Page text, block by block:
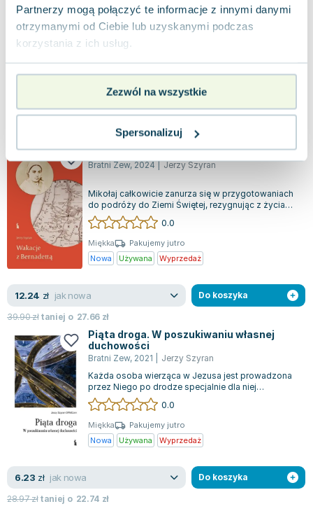
Partnerzy mogą połączyć te informacje z innymi danymi
otrzymanymi od Ciebie lub uzyskanymi podczas
korzystania z ich usług.
Zezwól na wszystkie
Spersonalizuj
Ojciec Jerzy Szyran, uznany franciszkanin i doktor
teologii, wykładowca specjalizujący się w teologii
moralnej, zdobył serca młods...
Twarda
Pakujemy jutro
Nowa
36.56zł nowa Do koszyka
Wakacje z Bernadettą
Bratni Zew, 2024 | Jerzy Szyran
Mikołaj całkowicie zanurza się w przygotowaniach
do podróży do Ziemi Świętej, rezygnując z życia
towarzyskiego na rzecz nauki i du...
0.0
Miękka
Pakujemy jutro
Nowa
Używana Wyprzedaż
12.24 zł jak nowa
39.90złtaniej o 27.66 zł
Do koszyka
Piąta droga. W poszukiwaniu własnej
duchowości
Bratni Zew, 2021
Jerzy Szyran
Każda osoba wierząca w Jezusa jest prowadzona
przez Niego po drodze specjalnie dla niej
przygotowanej. Kluczowe jest, aby przyzwol...
0.0
Miękka
Pakujemy jutro
Nowa
Używana Wyprzedaż
6.23 zł jak nowa
28.97złtaniej o 22.74 zł
Do koszyka